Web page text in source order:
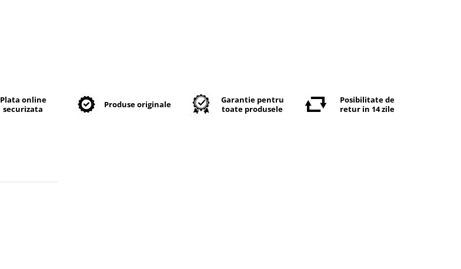
Plata online
securizata
Produse originale
Garantie pentru
toate produsele
Posibilitate de
retur in 14 zile